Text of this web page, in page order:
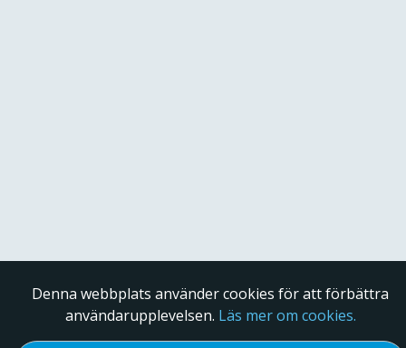
Denna webbplats använder cookies för att förbättra
användarupplevelsen. Läs mer om cookies.